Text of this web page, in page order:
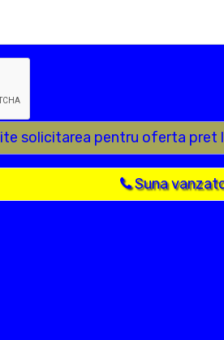
solicitarea pentru oferta pret
Suna